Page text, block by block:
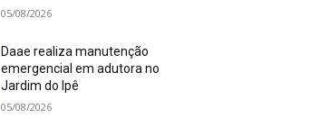
05/08/2026
Daae realiza manutenção
emergencial em adutora no
Jardim do Ipê
05/08/2026